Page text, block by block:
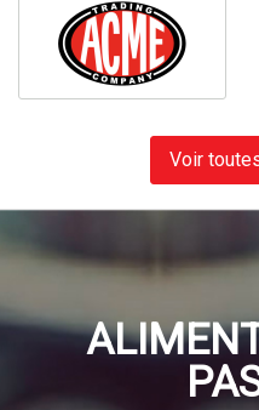
Voir